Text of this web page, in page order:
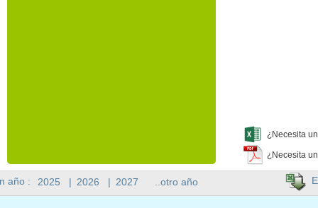
¿Necesita
¿Necesita
año : 2025 | 2026 | 2027 ..otro año